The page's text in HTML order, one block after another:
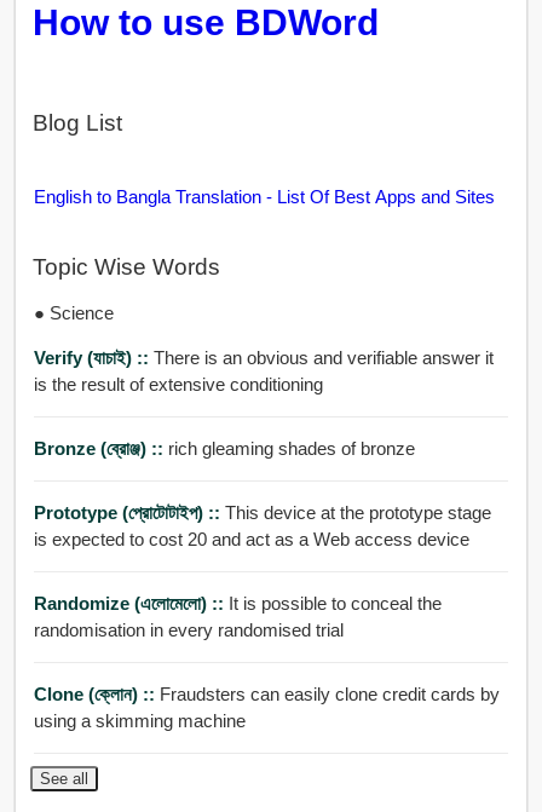
How to use BDWord
Blog List
English to Bangla Translation - List Of Best Apps and Sites
Topic Wise Words
● Science
Verify (যাচাই) :: There is an obvious and verifiable answer it
is the result of extensive conditioning
Bronze (ব্রোঞ্জ) :: rich gleaming shades of bronze
Prototype (প্রোটোটাইপ) :: This device at the prototype stage
is expected to cost 20 and act as a Web access device
Randomize (এলোমেলো) :: It is possible to conceal the
randomisation in every randomised trial
Clone (ক্লোন) :: Fraudsters can easily clone credit cards by
using a skimming machine
See all